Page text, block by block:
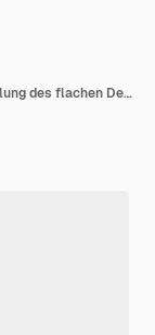
Hand gezeichnete religiöse Symbolsammlung des flachen Designs